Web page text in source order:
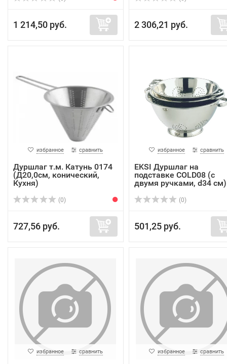
1 214,50 руб. 2 306,21 руб.
избранное сравнить
Дуршлаг т.м. Катунь 0174
(Д20,0см, конический,
Кухня)
(0)
727,56 руб.
избранное сравнить
EKSI Дуршлаг на
подставке COLD08 (с
двумя ручками, d34 см)
(0)
501,25 руб.
избранное сравнить избранное сравнить